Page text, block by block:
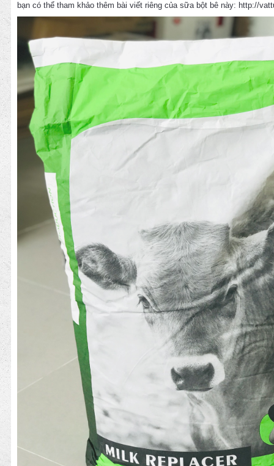
bạn có thể tham khảo thêm bài viết riêng của sữa bột bê này: http://